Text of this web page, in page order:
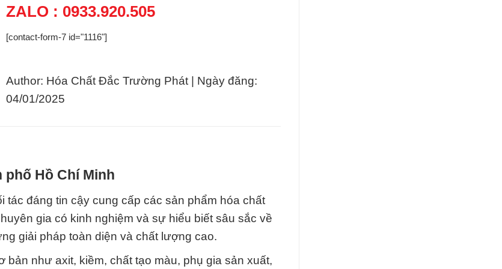
ZALO : 0933.920.505
[contact-form-7 id="1116"]
Author: Hóa Chất Đắc Trường Phát | Ngày đăng:
04/01/2025
Hồ Chí Minh
đáng tin cậy cung cấp các sản phẩm hóa chất
gia có kinh nghiệm và sự hiểu biết sâu sắc về
giải pháp toàn diện và chất lượng cao.
như axit, kiềm, chất tạo màu, phụ gia sản xuất,